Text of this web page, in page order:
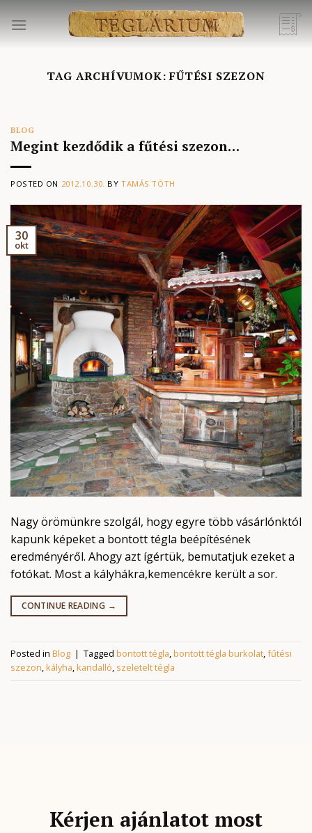
Skip
content
TAG ARCHÍVUMOK:FŰTÉSI SZEZON
BLOG
Megint kezdődik a fűtési szezon…
POSTED ON 2012.10.30. BYTAMÁS TÓTH
30
okt
Nagy örömünkre szolgál, hogy egyre több vásárlónktól
kapunk képeket a bontott tégla beépítésének
eredményéről. Ahogy azt ígértük, bemutatjuk ezeket a
fotókat. Most a kályhákra,kemencékre került a sor.
CONTINUE READING →
Posted in Blog | Tagged bontott tégla,bontott tégla burkolat,fűtési
szezon,kályha,kandalló, szeletelt tégla
Kérjen ajánlatot most